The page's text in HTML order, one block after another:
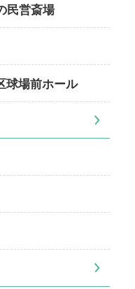
民営斎場
球場前ホール